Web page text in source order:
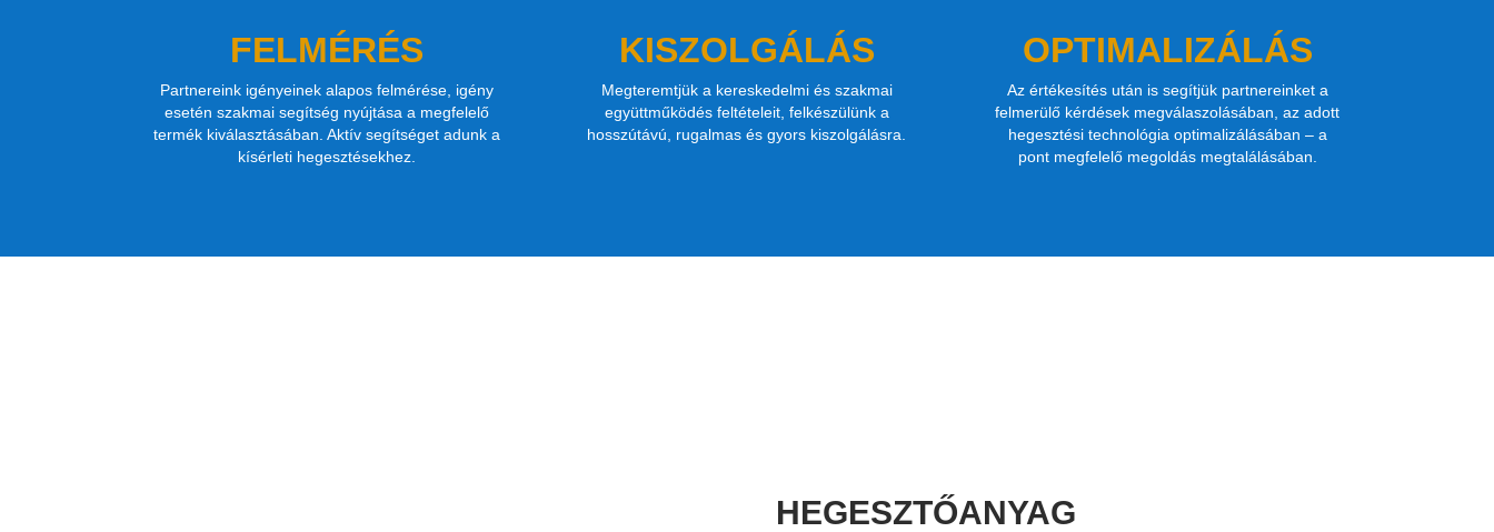
FELMÉRÉS
Partnereink igényeinek alapos felmérése, igény
esetén szakmai segítség nyújtása a megfelelő
termék kiválasztásában. Aktív segítséget adunk a
kísérleti hegesztésekhez.
KISZOLGÁLÁS
Megteremtjük a kereskedelmi és szakmai
együttműködés feltételeit, felkészülünk a
hosszútávú, rugalmas és gyors kiszolgálásra.
OPTIMALIZÁLÁS
Az értékesítés után is segítjük partnereinket a
felmerülő kérdések megválaszolásában, az adott
hegesztési technológia optimalizálásában – a
pont megfelelő megoldás megtalálásában.
HEGESZTŐANYAG